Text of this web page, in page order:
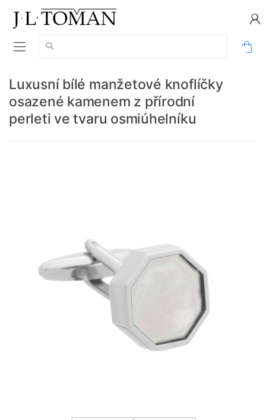
Vyhledávání:
Luxusní bílé manžetové knoflíčky
osazené kamenem z přírodní
perleti ve tvaru osmiúhelníku